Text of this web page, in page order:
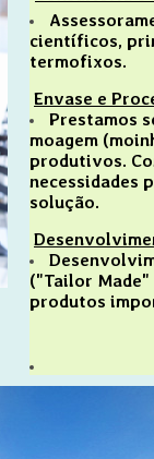
científicos,
termofixos.
Envase e
Prestamos
moagem
produtivos.
necessidades
solução.
("Tailor
produtos